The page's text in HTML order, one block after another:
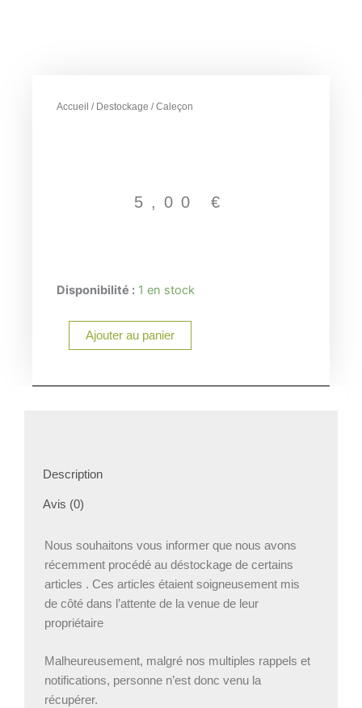
Accueil / Destockage / Caleçon
5,00 €
Disponibilité : 1 en stock
quantité
Caleçon
Ajouter au panier
Description
Avis (0)
Nous souhaitons vous informer que nous avons
récemment procédé au déstockage de certains
articles . Ces articles étaient soigneusement mis
de côté dans l’attente de la venue de leur
propriétaire
Malheureusement, malgré nos multiples rappels et
notifications, personne n’est donc venu la
récupérer.